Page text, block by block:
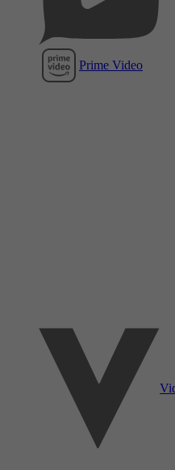
Prime Video